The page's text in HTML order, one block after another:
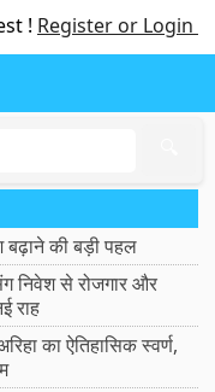
! Register or Login
बढ़ाने की बड़ी पहल
निवेश से रोजगार और
राह
का ऐतिहासिक स्वर्ण,